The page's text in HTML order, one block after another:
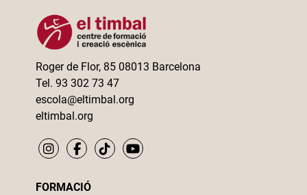
Roger de Flor, 85 08013 Barcelona
Tel. 93 302 73 47
escola@eltimbal.org
eltimbal.org
FORMACIÓ